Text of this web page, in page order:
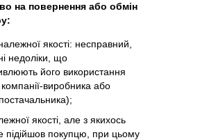
на повернення або обмін
якості: несправний,
недоліки, що
його використання
виробника або
якості, але з якихось
підійшов покупцю, при цьому